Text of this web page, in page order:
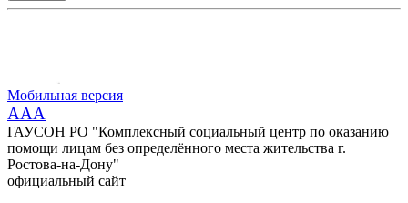
Мобильная версия
AAA
ГАУСОН РО "Комплексный социальный центр по оказанию
помощи лицам без определённого места жительства г.
Ростова-на-Дону"
официальный сайт